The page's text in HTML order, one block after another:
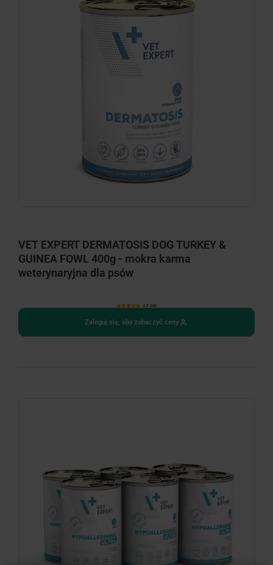
VET EXPERT DERMATOSIS DOG TURKEY &
GUINEA FOWL 400g - mokra karma
weterynaryjna dla psów
4.7 (10)
Zaloguj się, aby zobaczyć ceny